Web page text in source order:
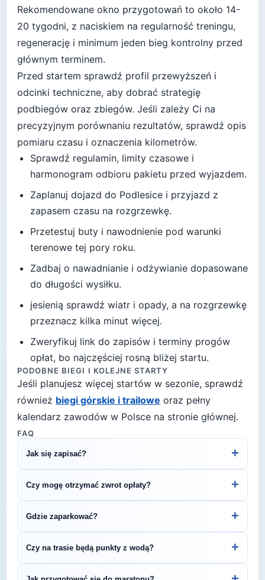
Rekomendowane okno przygotowań to około 14-
20 tygodni, z naciskiem na regularność treningu,
regenerację i minimum jeden bieg kontrolny przed
głównym terminem.
Przed startem sprawdź profil przewyższeń i
odcinki techniczne, aby dobrać strategię
podbiegów oraz zbiegów. Jeśli zależy Ci na
precyzyjnym porównaniu rezultatów, sprawdź opis
pomiaru czasu i oznaczenia kilometrów.
Sprawdź regulamin, limity czasowe i
harmonogram odbioru pakietu przed wyjazdem.
Zaplanuj dojazd do Podlesice i przyjazd z
zapasem czasu na rozgrzewkę.
Przetestuj buty i nawodnienie pod warunki
terenowe tej pory roku.
Zadbaj o nawadnianie i odżywianie dopasowane
do długości wysiłku.
jesienią sprawdź wiatr i opady, a na rozgrzewkę
przeznacz kilka minut więcej.
Zweryfikuj link do zapisów i terminy progów
opłat, bo najczęściej rosną bliżej startu.
PODOBNE BIEGI I KOLEJNE STARTY
Jeśli planujesz więcej startów w sezonie, sprawdź
również biegi górskie i trailowe oraz pełny
kalendarz zawodów w Polsce na stronie głównej.
FAQ
Jak się zapisać? +
przejść do strony organizatora z formularzem
rejestracyjnym.
Czy mogę otrzymać zwrot opłaty? +
regulamin biegu lub skontaktuj się z
organizatorem.
Gdzie zaparkować? +
— szczegóły znajdziesz w opisie biegu lub na
stronie organizatora.
Czy na trasie będą punkty z wodą? +